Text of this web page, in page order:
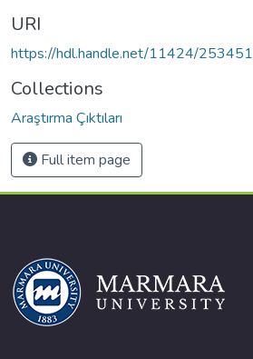
URI
https://hdl.handle.net/11424/253451
Collections
Araştırma Çıktıları
Full item page